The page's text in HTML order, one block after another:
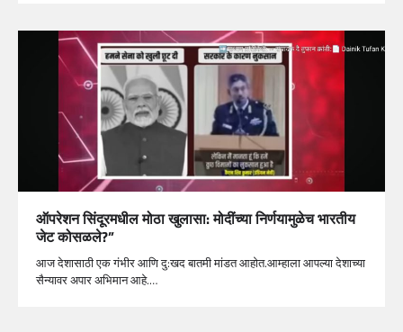
ऑपरेशन सिंदूरमधील मोठा खुलासा: मोदींच्या निर्णयामुळेच भारतीय
जेट कोसळले?”
आज देशासाठी एक गंभीर आणि दु:खद बातमी मांडत आहोत.आम्हाला आपल्या देशाच्या
सैन्यावर अपार अभिमान आहे.…